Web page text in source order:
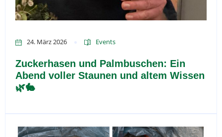
24. März 2026 Events
Zuckerhasen und Palmbuschen: Ein
Abend voller Staunen und altem Wissen
🌿🐇